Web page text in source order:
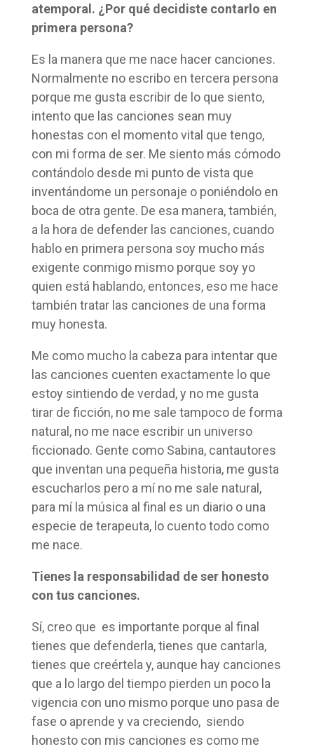
atemporal. ¿Por qué decidiste contarlo en
primera persona?
Es la manera que me nace hacer canciones.
Normalmente no escribo en tercera persona
porque me gusta escribir de lo que siento,
intento que las canciones sean muy
honestas con el momento vital que tengo,
con mi forma de ser. Me siento más cómodo
contándolo desde mi punto de vista que
inventándome un personaje o poniéndolo en
boca de otra gente. De esa manera, también,
a la hora de defender las canciones, cuando
hablo en primera persona soy mucho más
exigente conmigo mismo porque soy yo
quien está hablando, entonces, eso me hace
también tratar las canciones de una forma
muy honesta.
Me como mucho la cabeza para intentar que
las canciones cuenten exactamente lo que
estoy sintiendo de verdad, y no me gusta
tirar de ficción, no me sale tampoco de forma
natural, no me nace escribir un universo
ficcionado. Gente como Sabina, cantautores
que inventan una pequeña historia, me gusta
escucharlos pero a mí no me sale natural,
para mí la música al final es un diario o una
especie de terapeuta, lo cuento todo como
me nace.
Tienes la responsabilidad de ser honesto
con tus canciones.
Sí, creo que es importante porque al final
tienes que defenderla, tienes que cantarla,
tienes que creértela y, aunque hay canciones
que a lo largo del tiempo pierden un poco la
vigencia con uno mismo porque uno pasa de
fase o aprende y va creciendo, siendo
honesto con mis canciones es como me